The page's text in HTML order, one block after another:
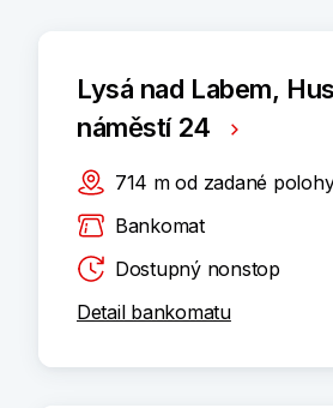
Lysá nad Labem,
náměstí 24
714 m od zadané
Bankomat
Dostupný nonstop
Detail bankomatu